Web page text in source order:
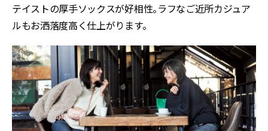
テイストの厚手ソックスが好相性。ラフなご近所カジュア
ルもお洒落度高く仕上がります。